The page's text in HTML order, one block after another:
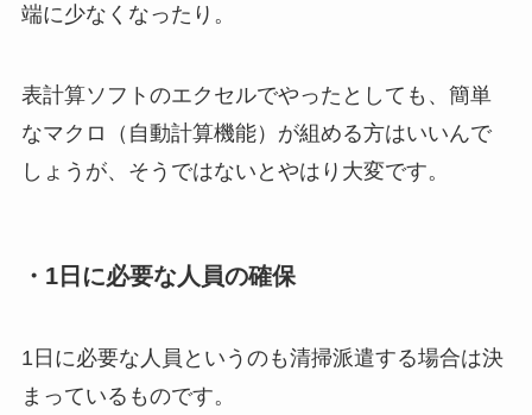
端に少なくなったり。
表計算ソフトのエクセルでやったとしても、簡単
なマクロ（自動計算機能）が組める方はいいんで
しょうが、そうではないとやはり大変です。
・1日に必要な人員の確保
1日に必要な人員というのも清掃派遣する場合は決
まっているものです。